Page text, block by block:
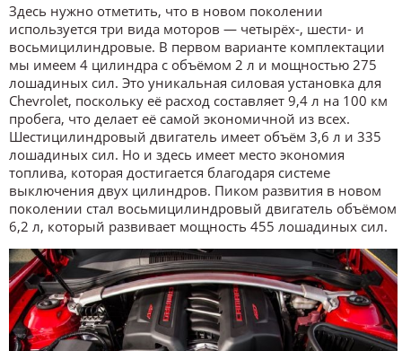
Здесь нужно отметить, что в новом поколении
используется три вида моторов — четырёх-, шести- и
восьмицилиндровые. В первом варианте комплектации
мы имеем 4 цилиндра с объёмом 2 л и мощностью 275
лошадиных сил. Это уникальная силовая установка для
Chevrolet, поскольку её расход составляет 9,4 л на 100 км
пробега, что делает её самой экономичной из всех.
Шестицилиндровый двигатель имеет объём 3,6 л и 335
лошадиных сил. Но и здесь имеет место экономия
топлива, которая достигается благодаря системе
выключения двух цилиндров. Пиком развития в новом
поколении стал восьмицилиндровый двигатель объёмом
6,2 л, который развивает мощность 455 лошадиных сил.